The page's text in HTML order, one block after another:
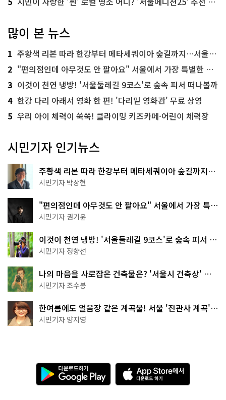
많이 본 뉴스
1 주황색 리본 따라 한강부터 메타세쿼이아 숲길까지…서울둘레길 15코스
2 "편의점인데 아무것도 안 팔아요" 서울에서 가장 특별한 편의점의 정체
3 이것이 천연 냉방! '서울둘레길 9코스'로 숲속 피서 떠나볼까
4 한강 다리 아래서 영화 한 편! '다리밑 영화관' 무료 상영
5 우리 아이 체력이 쑥쑥! 클라이밍 키즈카페·어린이 체력장
시민기자 인기뉴스
주황색 리본 따라 한강부터 메타세쿼이아 숲길까지…
서울둘레길 15코스
시민기자 박상현
"편의점인데 아무것도 안 팔아요" 서울에서 가장 특별
한 편의점의 정체
시민기자 권기윤
이것이 천연 냉방! '서울둘레길 9코스'로 숲속 피서 떠
나볼까
시민기자 정향선
나의 마음을 사로잡은 건축물은? '서울시 건축상' 수
상작 공개!
시민기자 조수봉
한여름에도 얼음장 같은 계곡물! 서울 '진관사 계곡'이
천국이네~
시민기자 양지영
다
운
로
A
p
p